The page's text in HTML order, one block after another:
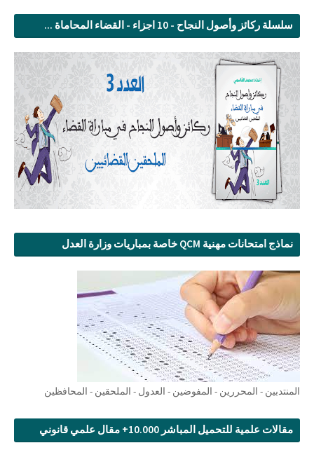
سلسلة ركائز وأصول النجاح - 10 اجزاء - القضاء المحاماة ...
نماذج امتحانات مهنية QCM خاصة بمباريات وزارة العدل
المنتدبين - المحررين - المفوضين - العدول - الملحقين - المحافظين
مقالات علمية للتحميل المباشر 10.000+ مقال علمي قانوني